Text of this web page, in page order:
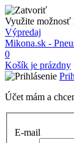
Využite
Výpredaj
Mikona.sk -
0
Košík je prázdny
Účet mám a
E-mail